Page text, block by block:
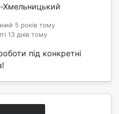
Хмельницький
5 років тому
13 днів тому
під конкретні